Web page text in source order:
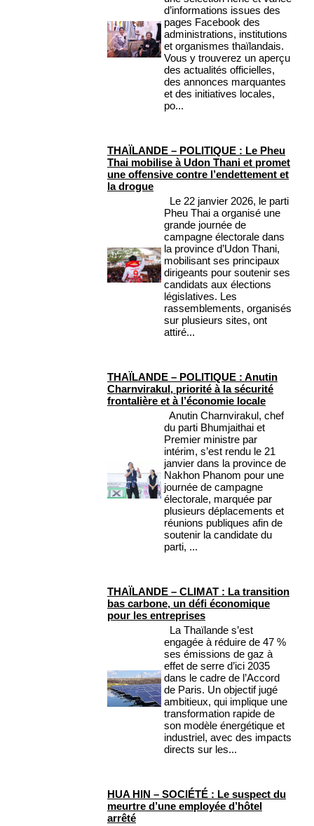
d’informations issues des
pages Facebook des
administrations, institutions
et organismes thaïlandais.
Vous y trouverez un aperçu
des actualités officielles,
des annonces marquantes
et des initiatives locales,
po...
THAÏLANDE – POLITIQUE : Le Pheu
Thai mobilise à Udon Thani et promet
une offensive contre l’endettement et
la drogue
Le 22 janvier 2026, le parti
Pheu Thai a organisé une
grande journée de
campagne électorale dans
la province d’Udon Thani,
mobilisant ses principaux
dirigeants pour soutenir ses
candidats aux élections
législatives. Les
rassemblements, organisés
sur plusieurs sites, ont
attiré...
THAÏLANDE – POLITIQUE : Anutin
Charnvirakul, priorité à la sécurité
frontalière et à l’économie locale
Anutin Charnvirakul, chef
du parti Bhumjaithai et
Premier ministre par
intérim, s’est rendu le 21
janvier dans la province de
Nakhon Phanom pour une
journée de campagne
électorale, marquée par
plusieurs déplacements et
réunions publiques afin de
soutenir la candidate du
parti, ...
THAÏLANDE – CLIMAT : La transition
bas carbone, un défi économique
pour les entreprises
La Thaïlande s’est
engagée à réduire de 47 %
ses émissions de gaz à
effet de serre d’ici 2035
dans le cadre de l’Accord
de Paris. Un objectif jugé
ambitieux, qui implique une
transformation rapide de
son modèle énergétique et
industriel, avec des impacts
directs sur les...
HUA HIN – SOCIÉTÉ : Le suspect du
meurtre d’une employée d’hôtel
arrêté